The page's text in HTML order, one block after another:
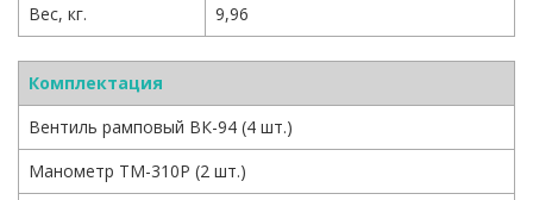
Вес, кг. 9,96
Комплектация
Вентиль рамповый ВК-94 (4 шт.)
Манометр ТМ-310Р (2 шт.)